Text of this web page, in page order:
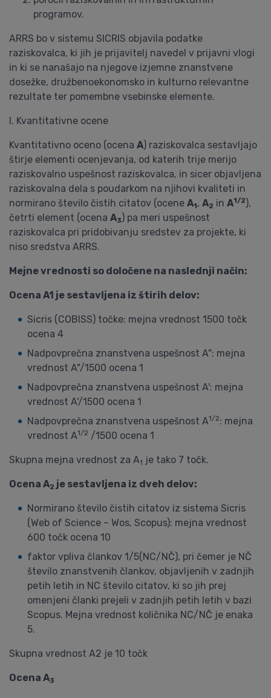
programov.
ARRS bo v sistemu SICRIS objavila podatke
raziskovalca, ki jih je prijavitelj navedel v prijavni vlogi
in ki se nanašajo na njegove izjemne znanstvene
dosežke, družbenoekonomsko in kulturno relevantne
rezultate ter pomembne vsebinske elemente.
I. Kvantitativne ocene
Kvantitativno oceno (ocena A) raziskovalca sestavljajo
štirje elementi ocenjevanja, od katerih trije merijo
raziskovalno uspešnost raziskovalca, in sicer objavljena
raziskovalna dela s poudarkom na njihovi kvaliteti in
normirano število čistih citatov (ocene A1, A2 in A1/2),
četrti element (ocena A3) pa meri uspešnost
raziskovalca pri pridobivanju sredstev za projekte, ki
niso sredstva ARRS.
Mejne vrednosti so določene na naslednji način:
Ocena A1 je sestavljena iz štirih delov:
Sicris (COBISS) točke: mejna vrednost 1500 točk
ocena 4
Nadpovprečna znanstvena uspešnost A": mejna
vrednost A"/1500 ocena 1
Nadpovprečna znanstvena uspešnost A': mejna
vrednost A'/1500 ocena 1
Nadpovprečna znanstvena uspešnost A1/2: mejna
vrednost A1/2 /1500 ocena 1
Skupna mejna vrednost za A1 je tako 7 točk.
Ocena A2 je sestavljena iz dveh delov:
Normirano število čistih citatov iz sistema Sicris
(Web of Science – Wos, Scopus): mejna vrednost
600 točk ocena 10
faktor vpliva člankov 1/5(NC/NČ), pri čemer je NČ
število znanstvenih člankov, objavljenih v zadnjih
petih letih in NC število citatov, ki so jih prej
omenjeni članki prejeli v zadnjih petih letih v bazi
Scopus. Mejna vrednost količnika NC/NČ je enaka
5.
Skupna vrednost A2 je 10 točk
Ocena A3